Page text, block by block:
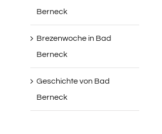
Berneck
Brezenwoche in Bad
Berneck
Geschichte von Bad
Berneck